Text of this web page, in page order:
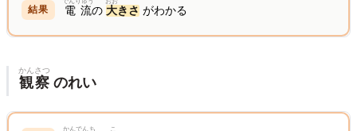
電流の 大きさ がわかる
観察
かんさつ
のれい
かんでんち こ